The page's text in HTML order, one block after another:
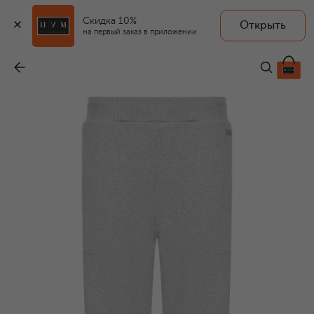
Скидка 10%
на первый заказ в приложении
Открыть
59 950 ₽